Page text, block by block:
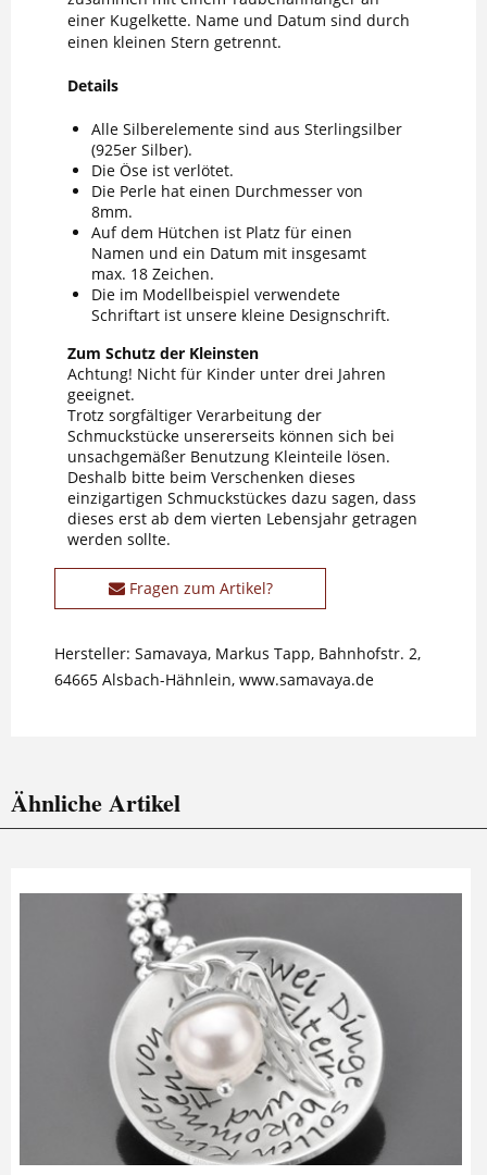
einer Kugelkette. Name und Datum sind durch
einen kleinen Stern getrennt.
Details
Alle Silberelemente sind aus Sterlingsilber
(925er Silber).
Die Öse ist verlötet.
Die Perle hat einen Durchmesser von
8mm.
Auf dem Hütchen ist Platz für einen
Namen und ein Datum mit insgesamt
max. 18 Zeichen.
Die im Modellbeispiel verwendete
Schriftart ist unsere kleine Designschrift.
Zum Schutz der Kleinsten
Achtung! Nicht für Kinder unter drei Jahren
geeignet.
Trotz sorgfältiger Verarbeitung der
Schmuckstücke unsererseits können sich bei
unsachgemäßer Benutzung Kleinteile lösen.
Deshalb bitte beim Verschenken dieses
einzigartigen Schmuckstückes dazu sagen, dass
dieses erst ab dem vierten Lebensjahr getragen
werden sollte.
Fragen zum Artikel?
Hersteller: Samavaya, Markus Tapp, Bahnhofstr. 2,
64665 Alsbach-Hähnlein, www.samavaya.de
Ähnliche Artikel